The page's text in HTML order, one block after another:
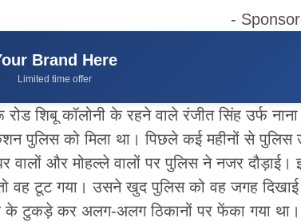
-
Brand Here
Limited time offer
रोड शिबू कॉलोनी के रहने वाले रंजीत सिंह उर्फ
पुलिस को मिला था। पिछले कई महीनों से पुलिस
वालों और मोहल्ले वालों पर पुलिस ने नजर दौड़ाई।
वह टूट गया। उसने खुद पुलिस को वह जगह
के टुकड़े कर अलग-अलग ठिकानों पर फेंका गया था।